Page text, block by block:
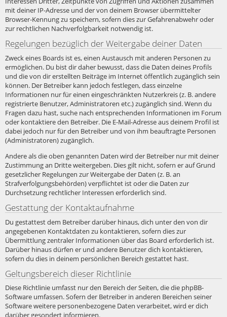
mit deiner IP-Adresse und der von deinem Browser übermittelter
Browser-Kennung zu speichern, sofern dies zur Gefahrenabwehr oder
zur rechtlichen Nachverfolgbarkeit notwendig ist.
Regelungen bezüglich der Weitergabe deiner Daten
Zweck eines Boards ist es, einen Austausch mit anderen Personen zu
ermöglichen. Du bist dir daher bewusst, dass die Daten deines Profils
und die von dir erstellten Beiträge im Internet öffentlich zugänglich sein
können. Der Betreiber kann jedoch festlegen, dass einzelne
Informationen nur für einen eingeschränkten Nutzerkreis (z. B. andere
registrierte Benutzer, Administratoren etc.) zugänglich sind. Wenn du
Fragen dazu hast, suche nach entsprechenden Informationen im Forum
oder kontaktiere den Betreiber. Die E-Mail-Adresse aus deinem Profil ist
dabei jedoch nur für den Betreiber und von ihm beauftragte Personen
(Administratoren) zugänglich.
Andere als die oben genannten Daten wird der Betreiber nur mit deiner
Zustimmung an Dritte weitergeben. Dies gilt nicht, sofern er auf Grund
gesetzlicher Regelungen zur Weitergabe der Daten (z. B. an
Strafverfolgungsbehörden) verpflichtet ist oder die Daten zur
Durchsetzung rechtlicher Interessen erforderlich sind.
Gestattung der Kontaktaufnahme
Du gestattest dem Betreiber darüber hinaus, dich unter den von dir
angegebenen Kontaktdaten zu kontaktieren, sofern dies zur
Übermittlung zentraler Informationen über das Board erforderlich ist.
Darüber hinaus dürfen er und andere Benutzer dich kontaktieren,
sofern du dies in deinem persönlichen Bereich gestattet hast.
Geltungsbereich dieser Richtlinie
Diese Richtlinie umfasst nur den Bereich der Seiten, die die phpBB-
Software umfassen. Sofern der Betreiber in anderen Bereichen seiner
Software weitere personenbezogene Daten verarbeitet, wird er dich
darüber gesondert informieren.